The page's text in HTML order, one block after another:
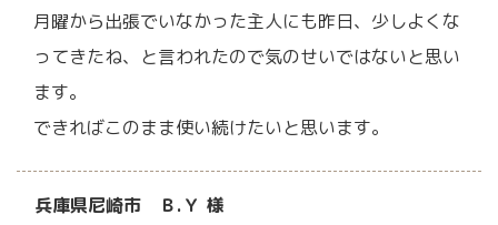
月曜から出張でいなかった主人にも昨日、少しよくな
ってきたね、と言われたので気のせいではないと思い
ます。
できればこのまま使い続けたいと思います。
兵庫県尼崎市 Ｂ.Ｙ 様